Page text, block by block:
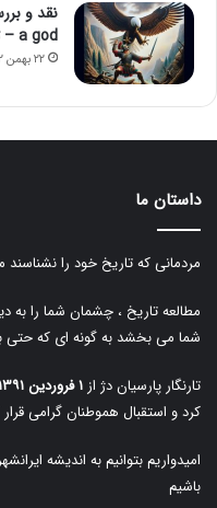
a god – تریلر زیرنویس فارسی
۲۲ بهمن ۱۴۰۲
داستان ما
مردمانی که تاریخ خود را
مطالعه تاریخ ، چشمان شما را به
شما می بخشد به گونه ای که
تارنگار پارسیان دژ از ۱ فروردین ۱۳۹۱
کرد و استقبال هموطنان گرامی
امیدواریم بتوانیم به اندیشه
باشیم